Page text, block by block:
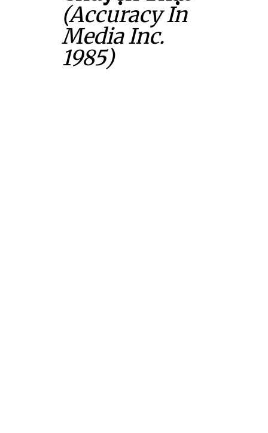
(Accuracy In
Media Inc.
1985)